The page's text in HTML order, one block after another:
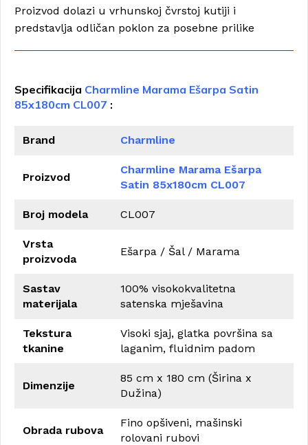
Proizvod dolazi u vrhunskoj čvrstoj kutiji i
predstavlja odličan poklon za posebne prilike
Specifikacija Charmline Marama Ešarpa Satin
85x180cm CL007 :
Brand Charmline
Proizvod
Charmline Marama Ešarpa
Satin 85x180cm CL007
Broj modela CL007
Vrsta
proizvoda
Ešarpa / Šal / Marama
Sastav
materijala
100% visokokvalitetna
satenska mješavina
Tekstura
tkanine
Visoki sjaj, glatka površina sa
laganim, fluidnim padom
Dimenzije
85 cm x 180 cm (Širina x
Dužina)
Obrada rubova
Fino opšiveni, mašinski
rolovani rubovi